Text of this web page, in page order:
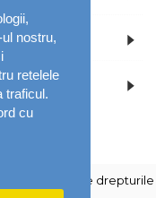
nostru,
retelele
traficul.
cu
Mozeli - Toate drepturile